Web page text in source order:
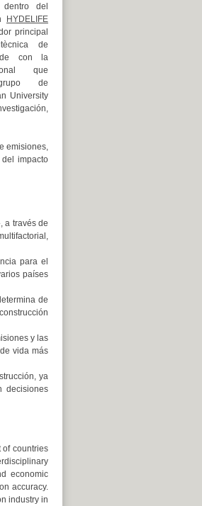
del
HYDELIFE
principal
de
con la
que
de
University
emisiones,
impacto
a través de
para el
países
de
y las
vida más
ya
decisiones
of countries
economic
accuracy.
industry in